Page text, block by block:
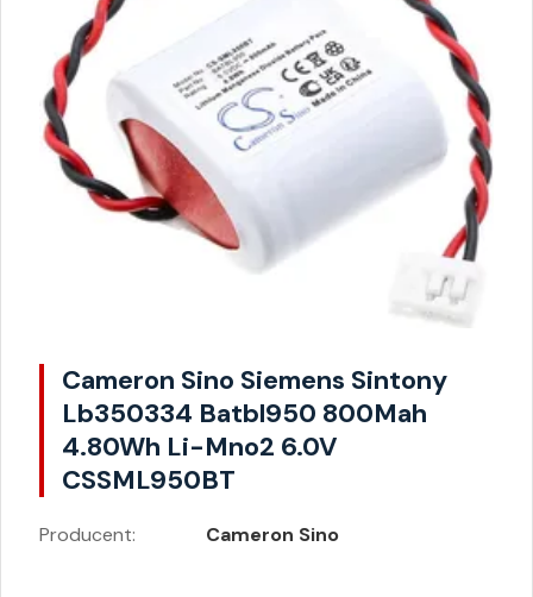
Cameron Sino Siemens Sintony
Lb350334 Batbl950 800Mah
4.80Wh Li-Mno2 6.0V
CSSML950BT
Producent: Cameron Sino